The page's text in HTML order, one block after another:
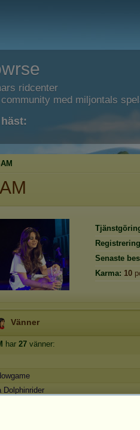
ridcenter
med miljontals
Senaste
Karma: 10
Vänner
har 27 vänner:
Dolphinrider